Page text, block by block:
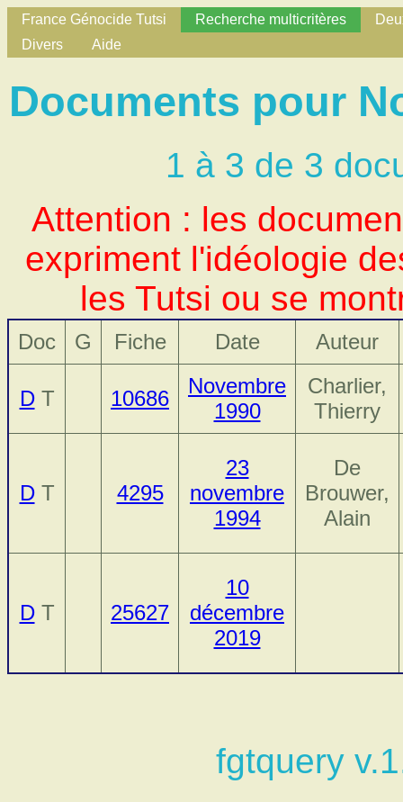
France Génocide Tutsi Recherche multicritères
Divers
Aide
Documents pour
1 à 3 de 3
Attention : les
expriment l'idéologie
les Tutsi ou se
Doc G Fiche Date Auteur
DT 10686
Novembre
1990
Charlier,
Thierry
DT 4295
23
novembre
1994
De
Brouwer,
Alain
DT 25627
10
décembre
2019
fgtquery